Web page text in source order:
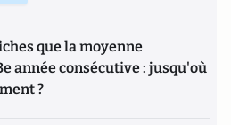
que la moyenne
année consécutive : jusqu'où
?